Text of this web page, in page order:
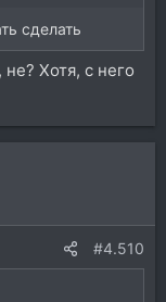
сделать
Хотя, с него
#4.510